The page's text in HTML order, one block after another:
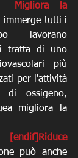
la
immerge tutti i
lavorano
tratta di uno
più
per l'attività
di ossigeno,
migliora la
[endif]Riduce
può anche